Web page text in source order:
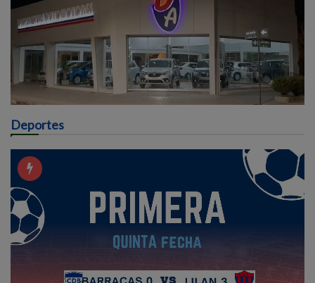
Deportes